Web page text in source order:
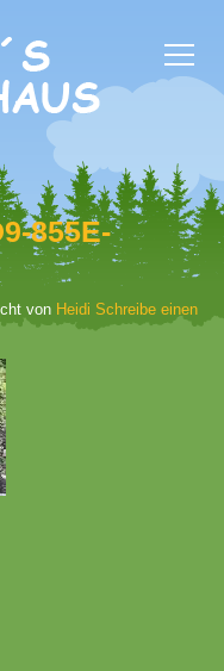
855E-
von Heidi Schreibe einen